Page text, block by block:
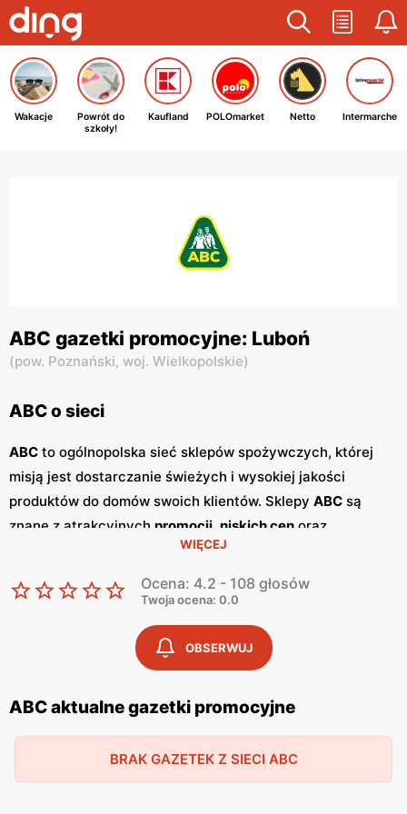
Wakacje
Powrót do
szkoły!
Kaufland POLOmarket Netto Intermarche
ABC gazetki promocyjne: Luboń
(pow. Poznański, woj. Wielkopolskie)
ABC o sieci
ABC to ogólnopolska sieć sklepów spożywczych, której
misją jest dostarczanie świeżych i wysokiej jakości
produktów do domów swoich klientów. Sklepy ABC są
znane z atrakcyjnych promocji niskich cen oraz
szerokiego asortymentu, który zaspokaja potrzeby całej
rodziny. Dzięki przyjaznej obsłudze i lokalnym sklepom,
ABC stało się ulubionym miejscem zakupów dla wielu
regularnie publikuje
, w których prezentowane są najlepsze oferty
oraz nowości produktowe.Gazetkite ukazują się kilka razy
w miesiącu, umożliwiając klientom śledzenie najnowszych
okazji i planowanie zakupów z wyprzedzeniem. Dostępne
wersji online na stronie internetowej sieci. Jednym z
WIĘCEJ
Ocena: 4.2 - 108 głosów
Twoja ocena: 0.0
OBSERWUJ
ABC aktualne gazetki promocyjne
BRAK GAZETEK Z SIECI ABC